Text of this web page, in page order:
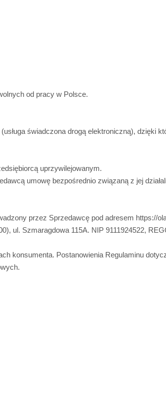
od pracy w Polsce.
świadczona drogą elektroniczną), dzięki
uprzywilejowanym.
umowę bezpośrednio związaną z jej
przez Sprzedawcę pod adresem https://
ul. Szmaragdowa 115A. NIP 9111924522,
konsumenta. Postanowienia Regulaminu